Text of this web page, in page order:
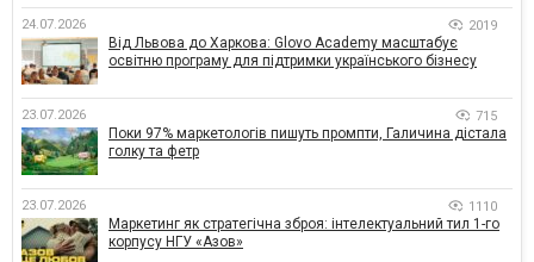
24.07.2026 2019
Від Львова до Харкова: Glovo Academy масштабує
освітню програму для підтримки українського бізнесу
23.07.2026 715
Поки 97% маркетологів пишуть промпти, Галичина дістала
голку та фетр
23.07.2026 1110
Маркетинг як стратегічна зброя: інтелектуальний тил 1-го
корпусу НГУ «Азов»